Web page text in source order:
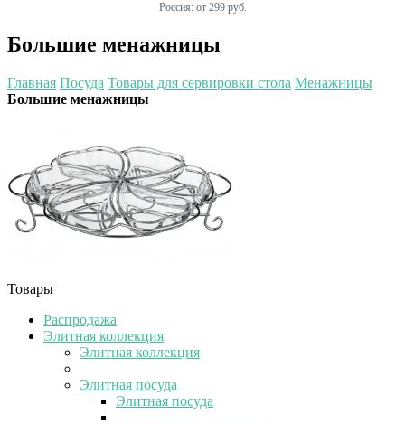
Россия: от 299 руб.
Большие менажницы
Главная Посуда Товары для сервировки стола Менажницы
Большие менажницы
Товары
Распродажа
Элитная коллекция
Элитная коллекция
Элитная посуда
Элитная посуда